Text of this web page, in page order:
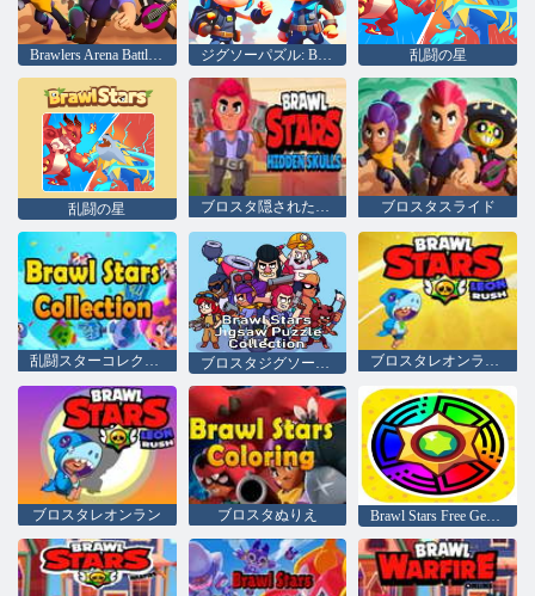
Brawlers Arena Battle Stars ジグソーパズル: Brawl Stars 乱闘の星
乱闘の星 ブロスタ隠された頭蓋骨 ブロスタスライド
乱闘スターコレクション ブロスタレオンラッシュ
ブロスタレオンラン ブロスタぬりえ Brawl Stars Free Gemsスピンホイール